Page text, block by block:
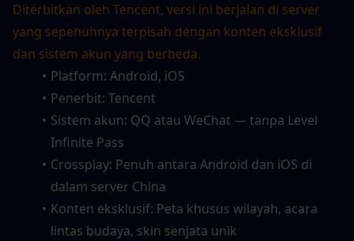
Diterbitkan oleh Tencent, versi ini berjalan di server
yang sepenuhnya terpisah dengan konten eksklusif
dan sistem akun yang berbeda.
Platform: Android, iOS
Penerbit: Tencent
Sistem akun: QQ atau WeChat — tanpa Level
Infinite Pass
Crossplay: Penuh antara Android dan iOS di
dalam server China
Konten eksklusif: Peta khusus wilayah, acara
lintas budaya, skin senjata unik